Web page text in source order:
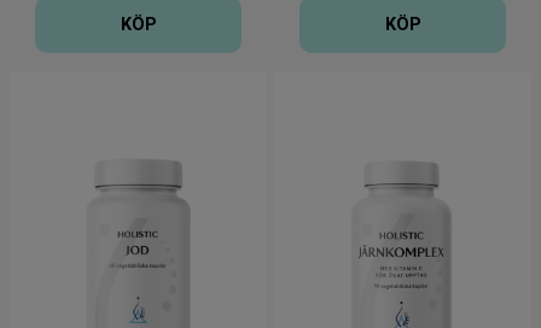
KÖP KÖP